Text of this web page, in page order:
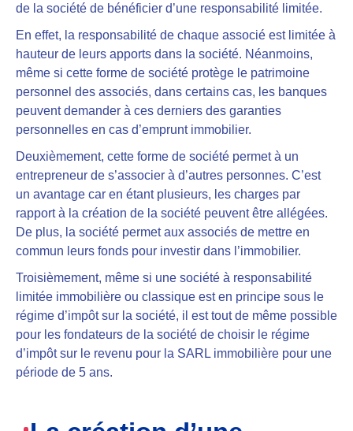
de la société de bénéficier d’une responsabilité limitée.
En effet, la responsabilité de chaque associé est limitée à
hauteur de leurs apports dans la société. Néanmoins,
même si cette forme de société protège le patrimoine
personnel des associés, dans certains cas, les banques
peuvent demander à ces derniers des garanties
personnelles en cas d’emprunt immobilier.
Deuxièmement, cette forme de société permet à un
entrepreneur de s’associer à d’autres personnes. C’est
un avantage car en étant plusieurs, les charges par
rapport à la création de la société peuvent être allégées.
De plus, la société permet aux associés de mettre en
commun leurs fonds pour investir dans l’immobilier.
Troisièmement, même si une société à responsabilité
limitée immobilière ou classique est en principe sous le
régime d’impôt sur la société, il est tout de même possible
pour les fondateurs de la société de choisir le régime
d’impôt sur le revenu pour la SARL immobilière pour une
période de 5 ans.